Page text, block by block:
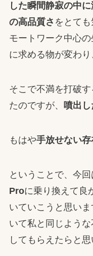
した瞬間静寂の中
の高品質さ をとて
モートワーク中心
に求める物が変わり
そこで不満を打破す
たのですが、
噴出
もはや手放せない存
ということで、今回
Proに乗り換えて良
いていこうと思いま
いて私と同じよう
してもらえたらと思